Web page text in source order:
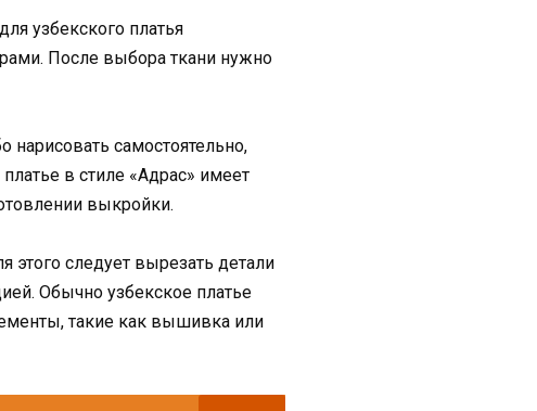
узбекского платья
После выбора ткани нужно
нарисовать самостоятельно,
в стиле «Адрас» имеет
выкройки.
следует вырезать детали
Обычно узбекское платье
такие как вышивка или